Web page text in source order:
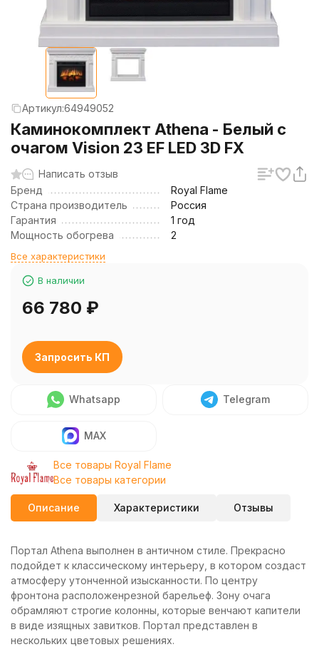
Артикул:64949052
Каминокомплект Athena - Белый с
очагом Vision 23 EF LED 3D FX
Написать отзыв
Бренд
Royal Flame
Страна производитель
Россия
Гарантия
1 год
Мощность обогрева
2
Все характеристики
В наличии
66 780 ₽
Запросить КП
Whatsapp Telegram
MAX
Все товары Royal Flame
Все товары категории
Описание Характеристики Отзывы
Портал Athena выполнен в античном стиле. Прекрасно
подойдет к классическому интерьеру, в котором создаст
атмосферу утонченной изысканности. По центру
фронтона расположенрезной барельеф. Зону очага
обрамляют строгие колонны, которые венчают капители
в виде изящных завитков. Портал представлен в
нескольких цветовых решениях.